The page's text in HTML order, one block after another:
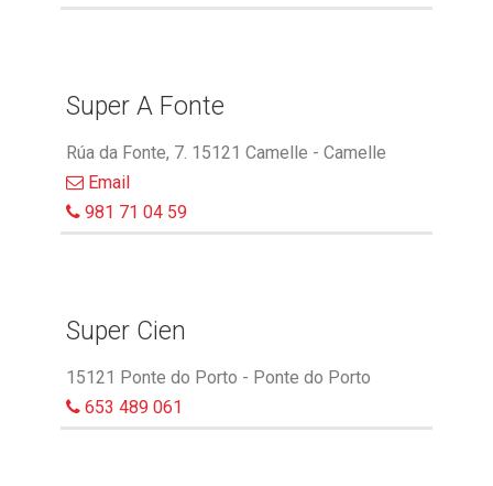
Super A Fonte
Rúa da Fonte, 7. 15121 Camelle - Camelle
Email
981 71 04 59
Super Cien
15121 Ponte do Porto - Ponte do Porto
653 489 061